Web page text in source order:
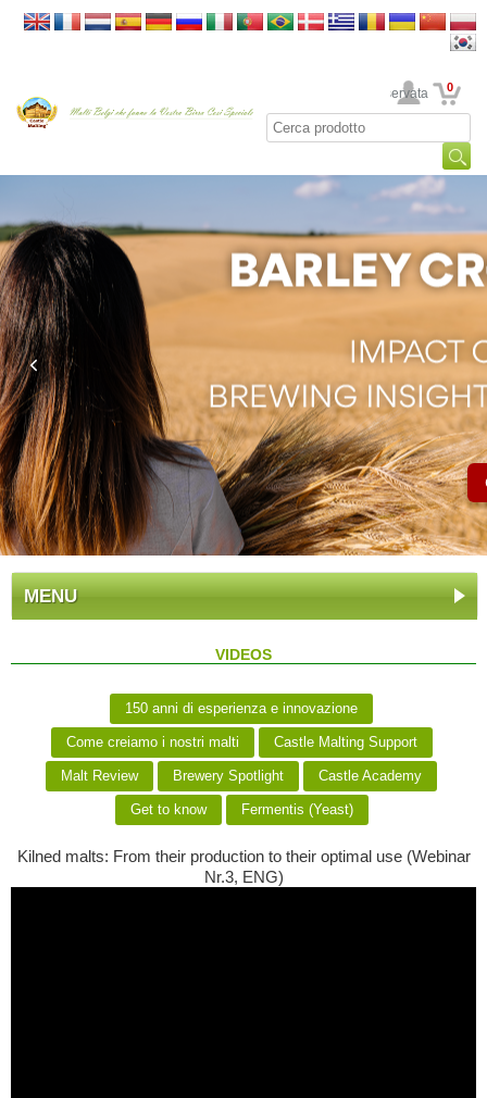
La sua area riservata 0
MENU
VIDEOS
150 anni di esperienza e innovazione
Come creiamo i nostri malti Castle Malting Support
Malt Review Brewery Spotlight Castle Academy
Get to know Fermentis (Yeast)
Kilned malts: From their production to their optimal use (Webinar
Nr.3, ENG)